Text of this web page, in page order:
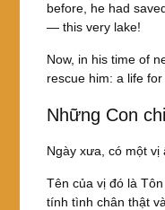
before, he had
— this very lake!
Now, in his time of
rescue him: a life for
Những Con
Ngày xưa, có một vị
Tên của vị đó là
tính tình chân thật